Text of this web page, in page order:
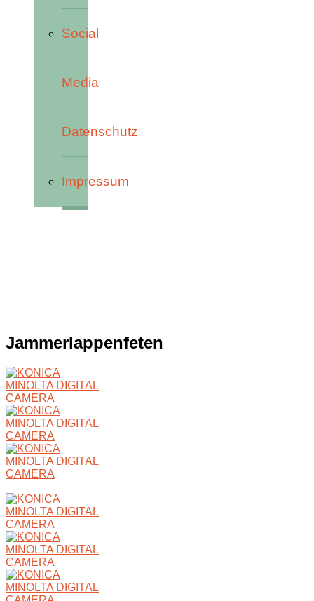
Social
Media
Datenschutz
Impressum
Jammerlappenfeten